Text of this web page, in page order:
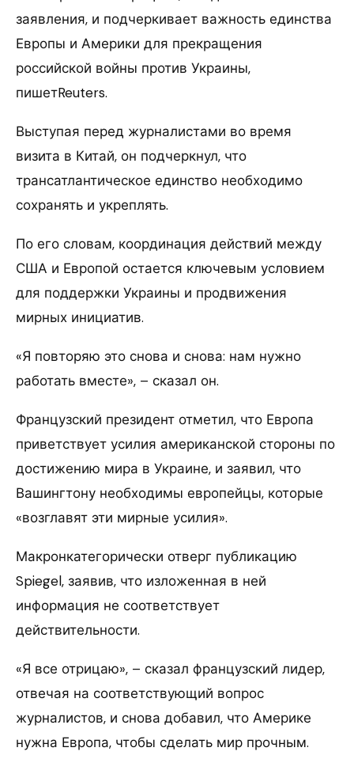
заявления, и подчеркивает важность единства
Европы и Америки для прекращения
российской войны против Украины,
пишетReuters.
Выступая перед журналистами во время
визита в Китай, он подчеркнул, что
трансатлантическое единство необходимо
сохранять и укреплять.
По его словам, координация действий между
США и Европой остается ключевым условием
для поддержки Украины и продвижения
мирных инициатив.
«Я повторяю это снова и снова: нам нужно
работать вместе», – сказал он.
Французский президент отметил, что Европа
приветствует усилия американской стороны по
достижению мира в Украине, и заявил, что
Вашингтону необходимы европейцы, которые
«возглавят эти мирные усилия».
Макронкатегорически отверг публикацию
Spiegel, заявив, что изложенная в ней
информация не соответствует
действительности.
«Я все отрицаю», – сказал французский лидер,
отвечая на соответствующий вопрос
журналистов, и снова добавил, что Америке
нужна Европа, чтобы сделать мир прочным.